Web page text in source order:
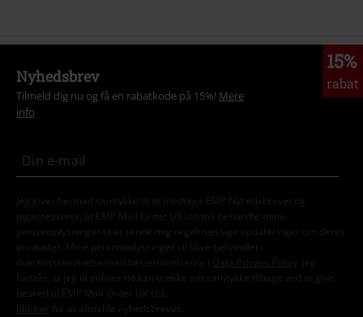
15%
rabat
Nyhedsbrev
Tilmeld dig nu og få en rabatkode på 15%! Mere
info
Jeg giver hermed samtykke til at modtage EMP Nyhedsbrevet og
jegaccepterer, at EMP Mail Order UK Ltd må behandle mine
personoplysninger til at sende mig regelmæssige opdateringer om deres
produkter. Mine personoplysninger vil blive behandlet i
overensstemmelse med bestemmelserne i
Data Privacy Policy
. Jeg
forstår, at jeg til enhver tid kan trække mit samtykke tilbage ved at give
besked til EMP Mail Order UK Ltd.
Klik her
for at afmelde nyhedsbrevet.